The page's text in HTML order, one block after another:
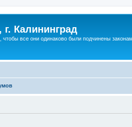
Калининград
чтобы все они одинаково были подчинены